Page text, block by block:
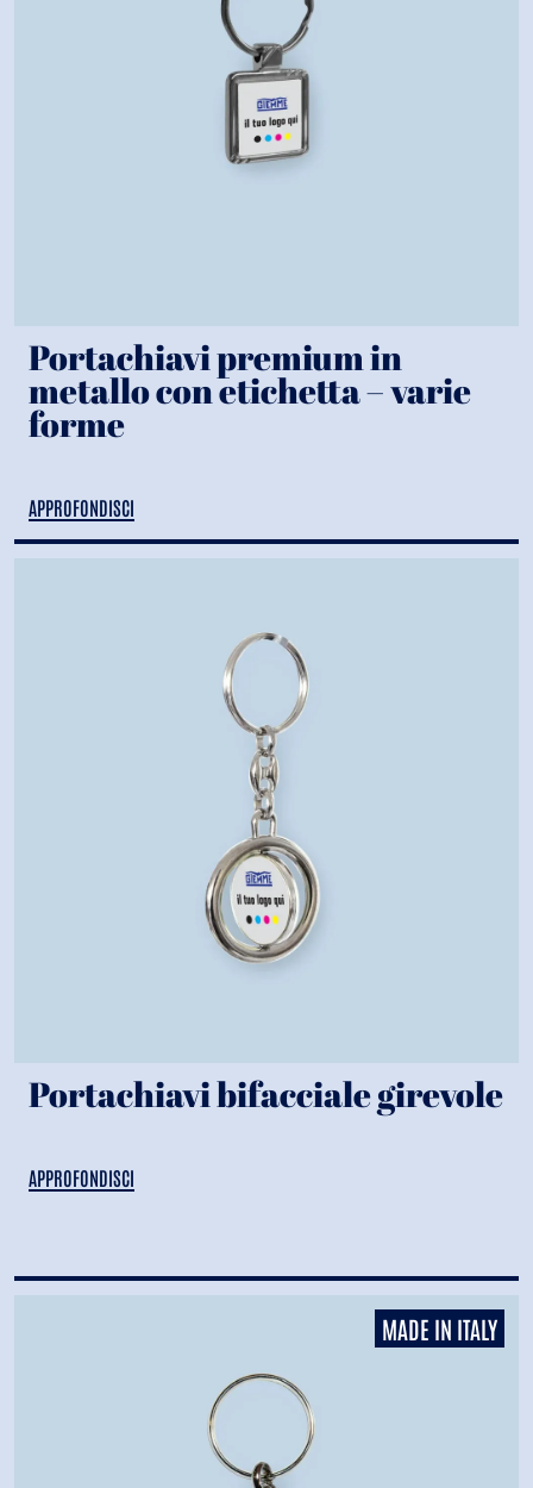
Portachiavi premium in
metallo con etichetta – varie
forme
APPROFONDISCI
Portachiavi bifacciale girevole
APPROFONDISCI
MADE IN ITALY